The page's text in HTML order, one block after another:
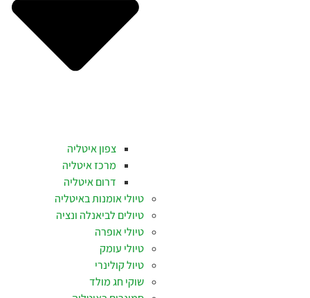
צפון איטליה
מרכז איטליה
דרום איטליה
טיולי אומנות באיטליה
טיולים לביאנלה ונציה
טיולי אופרה
טיולי עומק
טיול קולינרי
שוקי חג מולד